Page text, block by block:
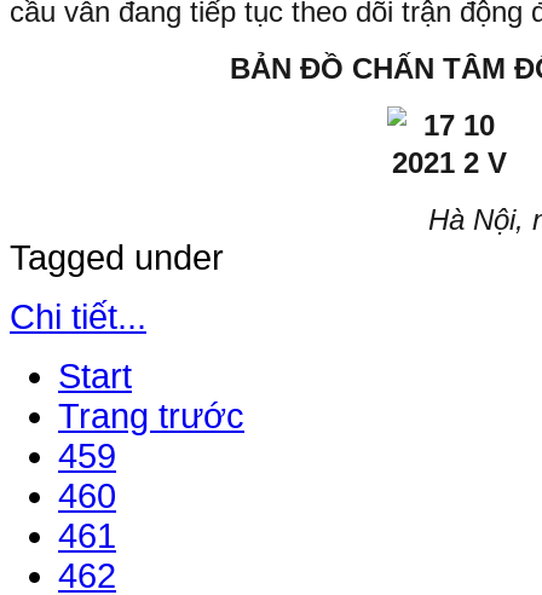
cầu vẫn đang tiếp tục theo dõi trận động
BẢN ĐỒ CHẤN TÂM
Hà Nội,
Tagged under
Chi tiết...
Start
Trang trước
459
460
461
462